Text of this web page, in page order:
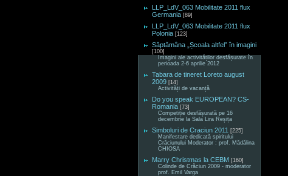
LLP_LdV_063 Mobilitate 2011 flux
Germania [89]
LLP_LdV_063 Mobilitate 2011 flux
Polonia [123]
Săptămâna „Școala altfel” în imagini
[100]
Imagini ale activităților desfășurate în
perioada 2-6 aprilie 2012
Tabara de tineret Loreto august
2009 [14]
Activități de vacanță
Do you speak EUROPEAN? CS-
Romania [73]
Competiție desfășurată pe 16
decembrie la Sala Lira Reșița
Simboluri de Craciun 2011 [225]
Manifestare dedicată spiritului
Crăciunului Moderator : prof. Mădălina
CHIOSA
Marry Christmas la CEBM [160]
Colinde de Crăciun 2009 - moderator
prof. Emil Varga